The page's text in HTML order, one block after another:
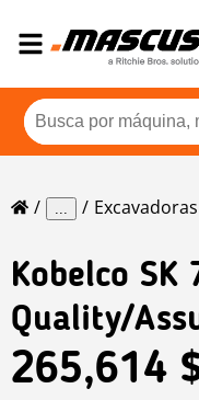
...
Kobelco SK
Quality/
265,614